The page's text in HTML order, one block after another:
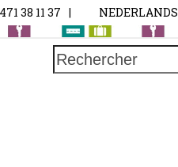
38 11 37 | NEDERLANDS
Rechercher